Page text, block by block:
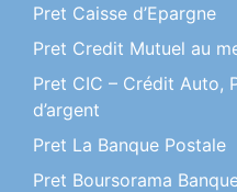
Pret Caisse d’Epargne
Pret Credit Mutuel au
Pret CIC – Crédit Auto,
d’argent
Pret La Banque Postale
Pret Boursorama